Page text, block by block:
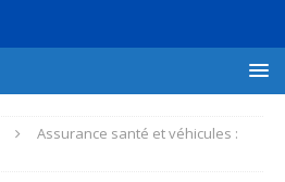
Assurance santé et véhicules :